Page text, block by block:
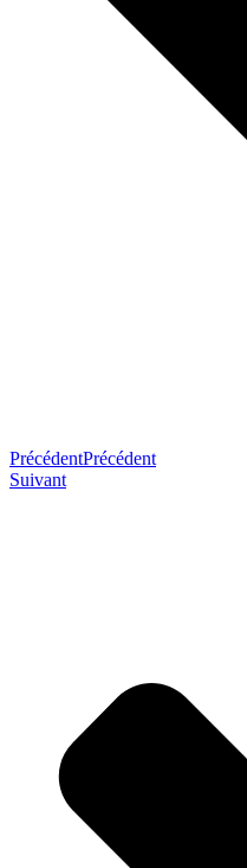
PrécédentPrécédent
Suivant